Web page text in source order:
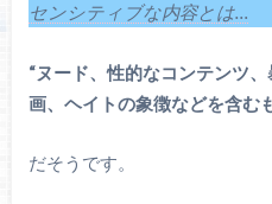
センシティブな内容とは…
“ヌード、性的なコンテンツ
画、ヘイトの象徴などを含む
だそうです。